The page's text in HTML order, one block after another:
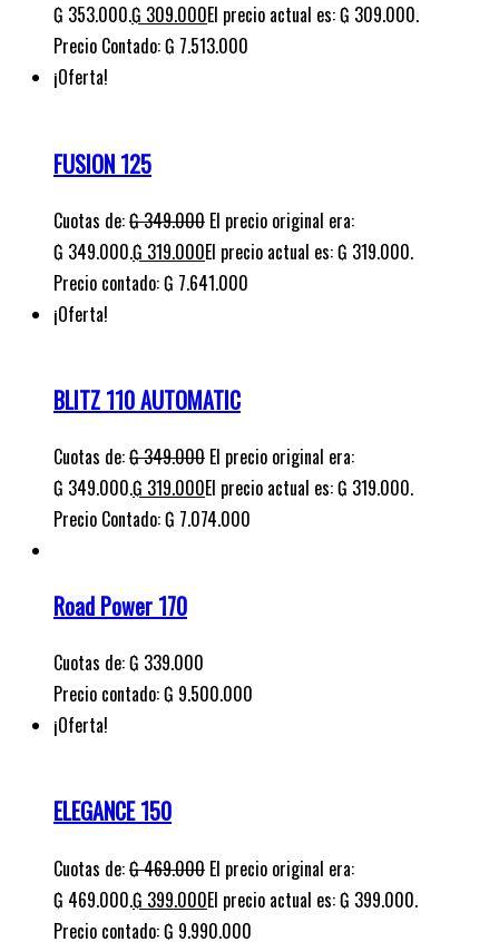
₲ 353.000.₲ 309.000El precio actual es: ₲ 309.000.
Precio Contado: ₲ 7.513.000
¡Oferta!
FUSION 125
Cuotas de:₲349.000 El precio original era:
₲ 349.000.₲ 319.000El precio actual es: ₲ 319.000.
Precio contado: ₲ 7.641.000
¡Oferta!
BLITZ 110 AUTOMATIC
Cuotas de:₲349.000 El precio original era:
₲ 349.000.₲ 319.000El precio actual es: ₲ 319.000.
Precio Contado: ₲ 7.074.000
Road Power 170
Cuotas de:₲ 339.000
Precio contado: ₲ 9.500.000
¡Oferta!
ELEGANCE 150
Cuotas de:₲469.000 El precio original era:
₲ 469.000.₲ 399.000El precio actual es: ₲ 399.000.
Precio contado: ₲ 9.990.000